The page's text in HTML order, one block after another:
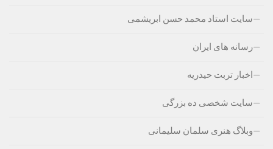
سایت استاد محمد حسن ابریشمی
رسانه های ایران
اخبار تربت حیدریه
سایت شخصی ده بزرگی
وبلاگ هنری سلمان سلیمانی